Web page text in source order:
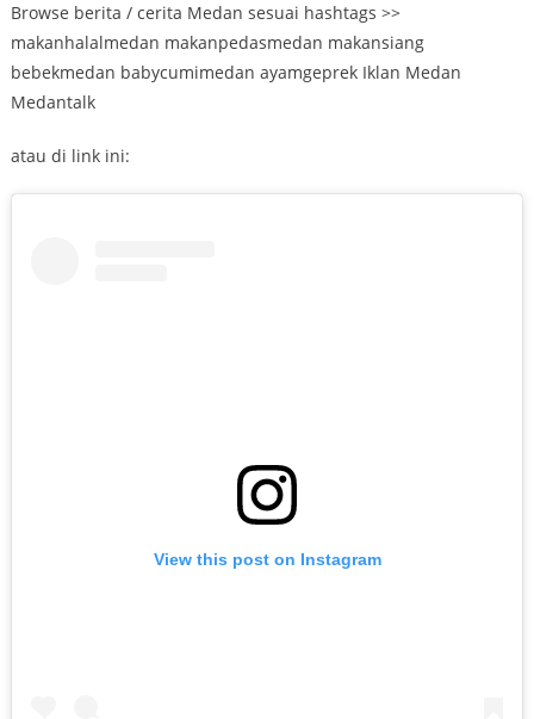
Browse berita / cerita Medan sesuai hashtags >>
makanhalalmedan makanpedasmedan makansiang
bebekmedan babycumimedan ayamgeprek Iklan Medan
Medantalk
atau di link ini:
View this post on Instagram